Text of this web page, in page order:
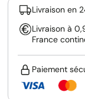
Livraison en
Livraison à
France
Paiement